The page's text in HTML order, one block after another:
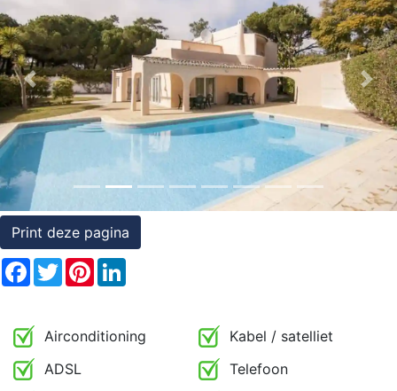
Contacten
Voorwaarden
Getuigenissen
Rechten
onroerend
goed
Previous Next
Print deze pagina
Facebook
TwitterPinterest
Airconditioning
Kabel / satelliet
ADSL
Telefoon